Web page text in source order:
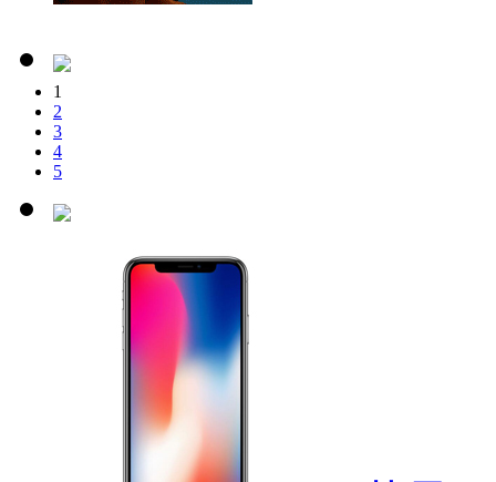
1
2
3
4
5